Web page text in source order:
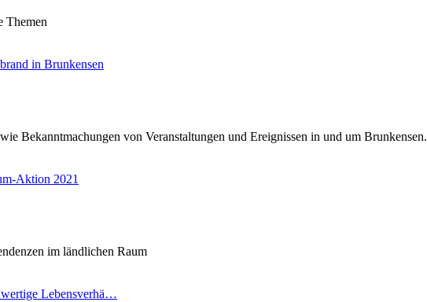
Themen
in Brunkensen
Bekanntmachungen von Veranstaltungen und Ereignissen in und um Brunkensen.
Aktion 2021
im ländlichen Raum
Lebensverhä…